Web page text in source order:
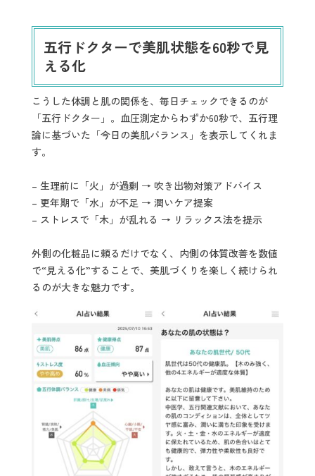
五行ドクターで美肌状態を60秒で見
える化
こうした体調と肌の関係を、毎日チェックできるのが
「五行ドクター」。血圧測定からわずか60秒で、五行理
論に基づいた「今日の美肌バランス」を表示してくれま
す。
– 生理前に「火」が過剰 → 吹き出物対策アドバイス
– 更年期で「水」が不足 → 潤いケア提案
– ストレスで「木」が乱れる → リラックス法を提示
外側の化粧品に頼るだけでなく、内側の体質改善を数値
で“見える化”することで、美肌づくりを楽しく続けられ
るのが大きな魅力です。